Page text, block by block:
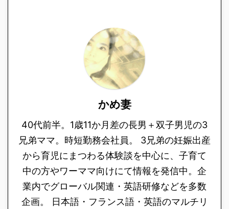
かめ妻
40代前半。1歳11か月差の長男＋双子男児の3
兄弟ママ。時短勤務会社員。 3兄弟の妊娠出産
から育児にまつわる体験談を中心に、子育て
中の方やワーママ向けにて情報を発信中。企
業内でグローバル関連・英語研修などを多数
企画。 日本語・フランス語・英語のマルチリ